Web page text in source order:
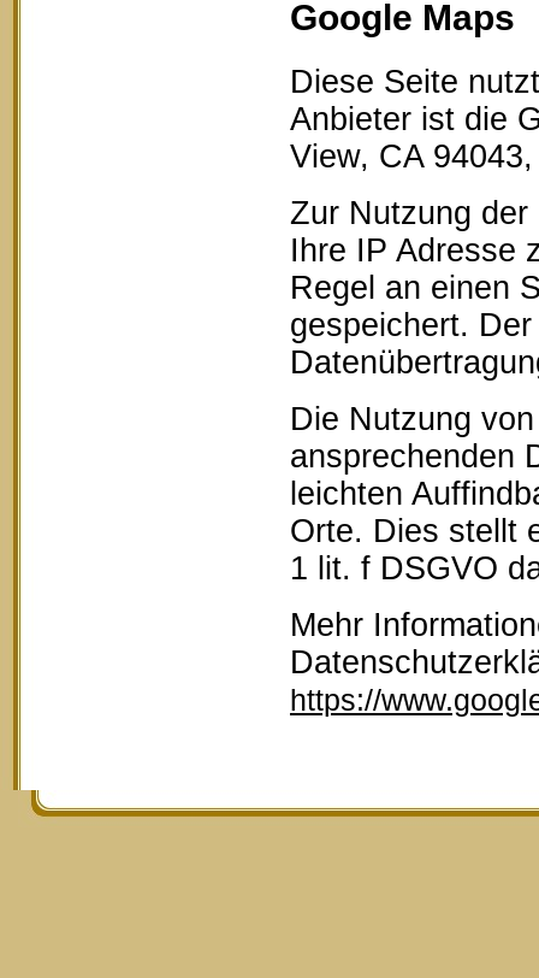
Google Maps
Diese Seite
Anbieter ist die
View, CA
Zur Nutzung
Ihre IP Adresse
Regel an einen
gespeichert.
Die Nutzung
ansprechenden
leichten
Orte. Dies stellt
1 lit. f DSGVO
Mehr
https://